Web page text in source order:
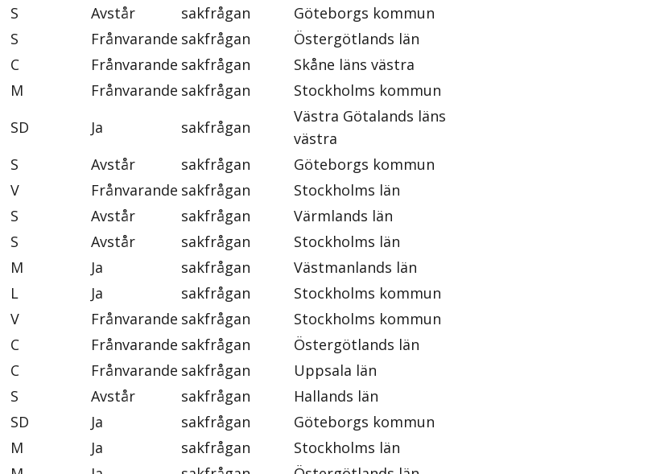
S Avstår sakfrågan
Göteborgs kommun
S Frånvarande sakfrågan
Östergötlands län
C Frånvarande sakfrågan
Skåne läns västra
M Frånvarande sakfrågan
Stockholms kommun
SD Ja sakfrågan
Västra Götalands läns
västra
S Avstår sakfrågan
Göteborgs kommun
V Frånvarande sakfrågan
Stockholms län
S Avstår sakfrågan
Värmlands län
S Avstår sakfrågan
Stockholms län
M Ja sakfrågan
Västmanlands län
L Ja sakfrågan
Stockholms kommun
V Frånvarande sakfrågan
Stockholms kommun
C Frånvarande sakfrågan
Östergötlands län
C Frånvarande sakfrågan
Uppsala län
S Avstår sakfrågan
Hallands län
SD Ja sakfrågan
Göteborgs kommun
M Ja sakfrågan
Stockholms län